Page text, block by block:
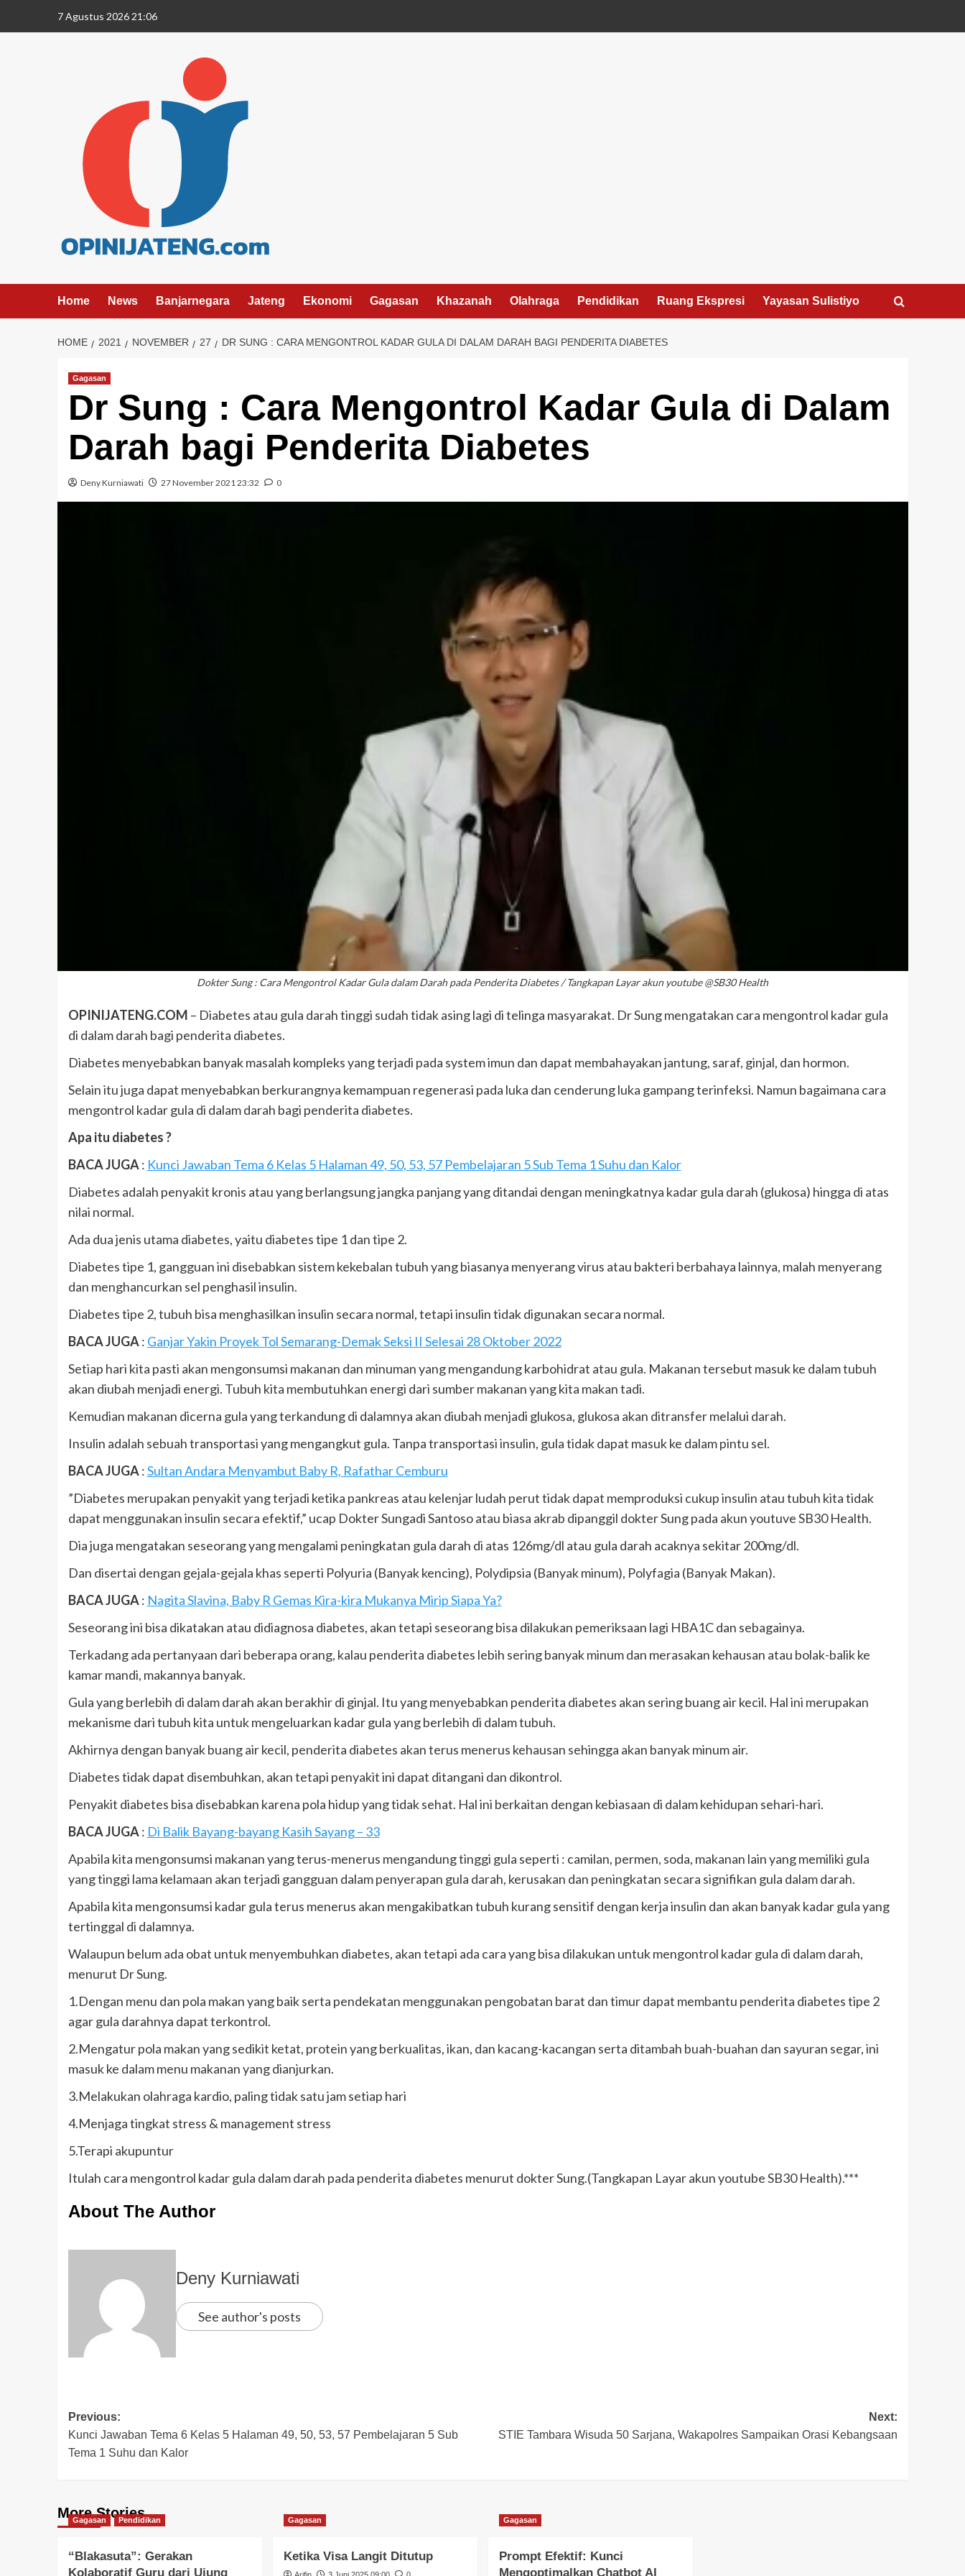
7 Agustus 2026 21:06
Home News Banjarnegara Jateng Ekonomi Gagasan Khazanah Olahraga Pendidikan Ruang Ekspresi Yayasan Sulistiyo
HOME 2021 NOVEMBER 27 DR SUNG : CARA MENGONTROL KADAR GULA DI DALAM DARAH BAGI PENDERITA DIABETES
Gagasan
Dr Sung : Cara Mengontrol Kadar Gula di Dalam
Darah bagi Penderita Diabetes
Deny Kurniawati 27 November 2021 23:32 0
Dokter Sung : Cara Mengontrol Kadar Gula dalam Darah pada Penderita Diabetes / Tangkapan Layar akun youtube @SB30 Health
OPINIJATENG.COM – Diabetes atau gula darah tinggi sudah tidak asing lagi di telinga masyarakat. Dr Sung mengatakan cara mengontrol kadar gula
di dalam darah bagi penderita diabetes.
Diabetes menyebabkan banyak masalah kompleks yang terjadi pada system imun dan dapat membahayakan jantung, saraf, ginjal, dan hormon.
Selain itu juga dapat menyebabkan berkurangnya kemampuan regenerasi pada luka dan cenderung luka gampang terinfeksi. Namun bagaimana cara
mengontrol kadar gula di dalam darah bagi penderita diabetes.
Apa itu diabetes ?
BACA JUGA: Kunci Jawaban Tema 6 Kelas 5 Halaman 49, 50, 53, 57 Pembelajaran 5 Sub Tema 1 Suhu dan Kalor
Diabetes adalah penyakit kronis atau yang berlangsung jangka panjang yang ditandai dengan meningkatnya kadar gula darah (glukosa) hingga di atas
nilai normal.
Ada dua jenis utama diabetes, yaitu diabetes tipe 1 dan tipe 2.
Diabetes tipe 1, gangguan ini disebabkan sistem kekebalan tubuh yang biasanya menyerang virus atau bakteri berbahaya lainnya, malah menyerang
dan menghancurkan sel penghasil insulin.
Diabetes tipe 2, tubuh bisa menghasilkan insulin secara normal, tetapi insulin tidak digunakan secara normal.
BACA JUGA: Ganjar Yakin Proyek Tol Semarang-Demak Seksi II Selesai 28 Oktober 2022
Setiap hari kita pasti akan mengonsumsi makanan dan minuman yang mengandung karbohidrat atau gula. Makanan tersebut masuk ke dalam tubuh
akan diubah menjadi energi. Tubuh kita membutuhkan energi dari sumber makanan yang kita makan tadi.
Kemudian makanan dicerna gula yang terkandung di dalamnya akan diubah menjadi glukosa, glukosa akan ditransfer melalui darah.
Insulin adalah sebuah transportasi yang mengangkut gula. Tanpa transportasi insulin, gula tidak dapat masuk ke dalam pintu sel.
BACA JUGA:Sultan Andara Menyambut Baby R, Rafathar Cemburu
”Diabetes merupakan penyakit yang terjadi ketika pankreas atau kelenjar ludah perut tidak dapat memproduksi cukup insulin atau tubuh kita tidak
dapat menggunakan insulin secara efektif,” ucap Dokter Sungadi Santoso atau biasa akrab dipanggil dokter Sung pada akun youtuve SB30 Health.
Dia juga mengatakan seseorang yang mengalami peningkatan gula darah di atas 126mg/dl atau gula darah acaknya sekitar 200mg/dl.
Dan disertai dengan gejala-gejala khas seperti Polyuria (Banyak kencing), Polydipsia (Banyak minum), Polyfagia (Banyak Makan).
BACA JUGA: Nagita Slavina, Baby R Gemas Kira-kira Mukanya Mirip Siapa Ya?
Seseorang ini bisa dikatakan atau didiagnosa diabetes, akan tetapi seseorang bisa dilakukan pemeriksaan lagi HBA1C dan sebagainya.
Terkadang ada pertanyaan dari beberapa orang, kalau penderita diabetes lebih sering banyak minum dan merasakan kehausan atau bolak-balik ke
kamar mandi, makannya banyak.
Gula yang berlebih di dalam darah akan berakhir di ginjal. Itu yang menyebabkan penderita diabetes akan sering buang air kecil. Hal ini merupakan
mekanisme dari tubuh kita untuk mengeluarkan kadar gula yang berlebih di dalam tubuh.
Akhirnya dengan banyak buang air kecil, penderita diabetes akan terus menerus kehausan sehingga akan banyak minum air.
Diabetes tidak dapat disembuhkan, akan tetapi penyakit ini dapat ditangani dan dikontrol.
Penyakit diabetes bisa disebabkan karena pola hidup yang tidak sehat. Hal ini berkaitan dengan kebiasaan di dalam kehidupan sehari-hari.
BACA JUGA: Di Balik Bayang-bayang Kasih Sayang – 33
Apabila kita mengonsumsi makanan yang terus-menerus mengandung tinggi gula seperti : camilan, permen, soda, makanan lain yang memiliki gula
yang tinggi lama kelamaan akan terjadi gangguan dalam penyerapan gula darah, kerusakan dan peningkatan secara signifikan gula dalam darah.
Apabila kita mengonsumsi kadar gula terus menerus akan mengakibatkan tubuh kurang sensitif dengan kerja insulin dan akan banyak kadar gula yang
tertinggal di dalamnya.
Walaupun belum ada obat untuk menyembuhkan diabetes, akan tetapi ada cara yang bisa dilakukan untuk mengontrol kadar gula di dalam darah,
menurut Dr Sung.
1.Dengan menu dan pola makan yang baik serta pendekatan menggunakan pengobatan barat dan timur dapat membantu penderita diabetes tipe 2
agar gula darahnya dapat terkontrol.
2.Mengatur pola makan yang sedikit ketat, protein yang berkualitas, ikan, dan kacang-kacangan serta ditambah buah-buahan dan sayuran segar, ini
masuk ke dalam menu makanan yang dianjurkan.
3.Melakukan olahraga kardio, paling tidak satu jam setiap hari
4.Menjaga tingkat stress & management stress
5.Terapi akupuntur
Itulah cara mengontrol kadar gula dalam darah pada penderita diabetes menurut dokter Sung.(Tangkapan Layar akun youtube SB30 Health).***
About The Author
Deny Kurniawati
See author's posts
Previous:
Kunci Jawaban Tema 6 Kelas 5 Halaman 49, 50, 53, 57 Pembelajaran 5 Sub
Tema 1 Suhu dan Kalor
Next:
STIE Tambara Wisuda 50 Sarjana, Wakapolres Sampaikan Orasi Kebangsaan
More Stories
Gagasan Pendidikan
“Blakasuta”: Gerakan
Kolaboratif Guru dari Ujung
Gagasan
Ketika Visa Langit Ditutup
Gagasan
Prompt Efektif: Kunci
Mengoptimalkan Chatbot AI